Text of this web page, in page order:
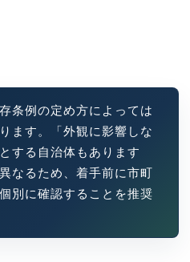
条例の定め方によっては
ます。「外観に影響しな
する自治体もあります
なるため、着手前に市町
別に確認することを推奨